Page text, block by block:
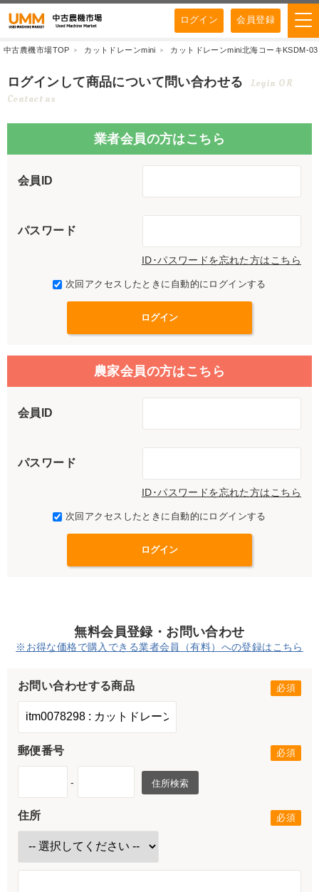
ログイン 会員登録
中古農機市場TOP カットドレーンmini カットドレーンmini北海コーキKSDM-
ログインして商品について問い合わせる
Login OR
Contact us
業者会員の方はこちら
会員ID
パスワード
ID･パスワードを忘れた方はこちら
次回アクセスしたときに自動的にログインする
農家会員の方はこちら
会員ID
パスワード
ID･パスワードを忘れた方はこちら
次回アクセスしたときに自動的にログインする
無料会員登録・お問い合わせ
※お得な価格で購入できる業者会員（有料）への登録はこちら
お問い合わせする商品
郵便番号
- 住所検索
住所